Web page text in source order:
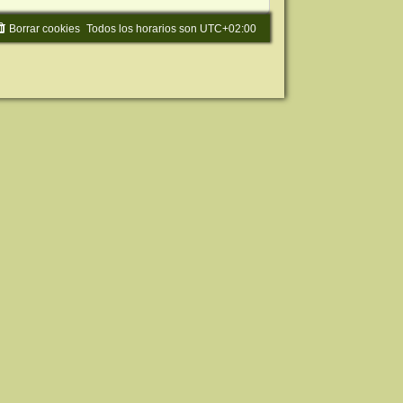
Todos los horarios son UTC+02:00
Borrar cookies